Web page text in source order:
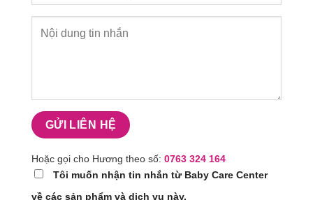
Hoặc gọi cho Hương theo số: 0763 324 164
Tôi muốn nhận tin nhắn từ Baby Care Center
về các sản phẩm và dịch vụ này.